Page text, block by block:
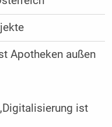
Apotheken außen
ist